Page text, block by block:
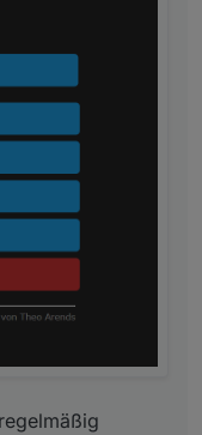
zwischen
Mache ich